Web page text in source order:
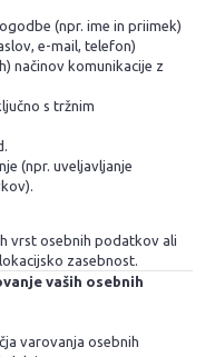
(npr. ime in priimek)
e-mail, telefon)
načinov komunikacije z
s tržnim
(npr. uveljavljanje
vrst osebnih podatkov ali
zasebnost.
vaših osebnih
varovanja osebnih